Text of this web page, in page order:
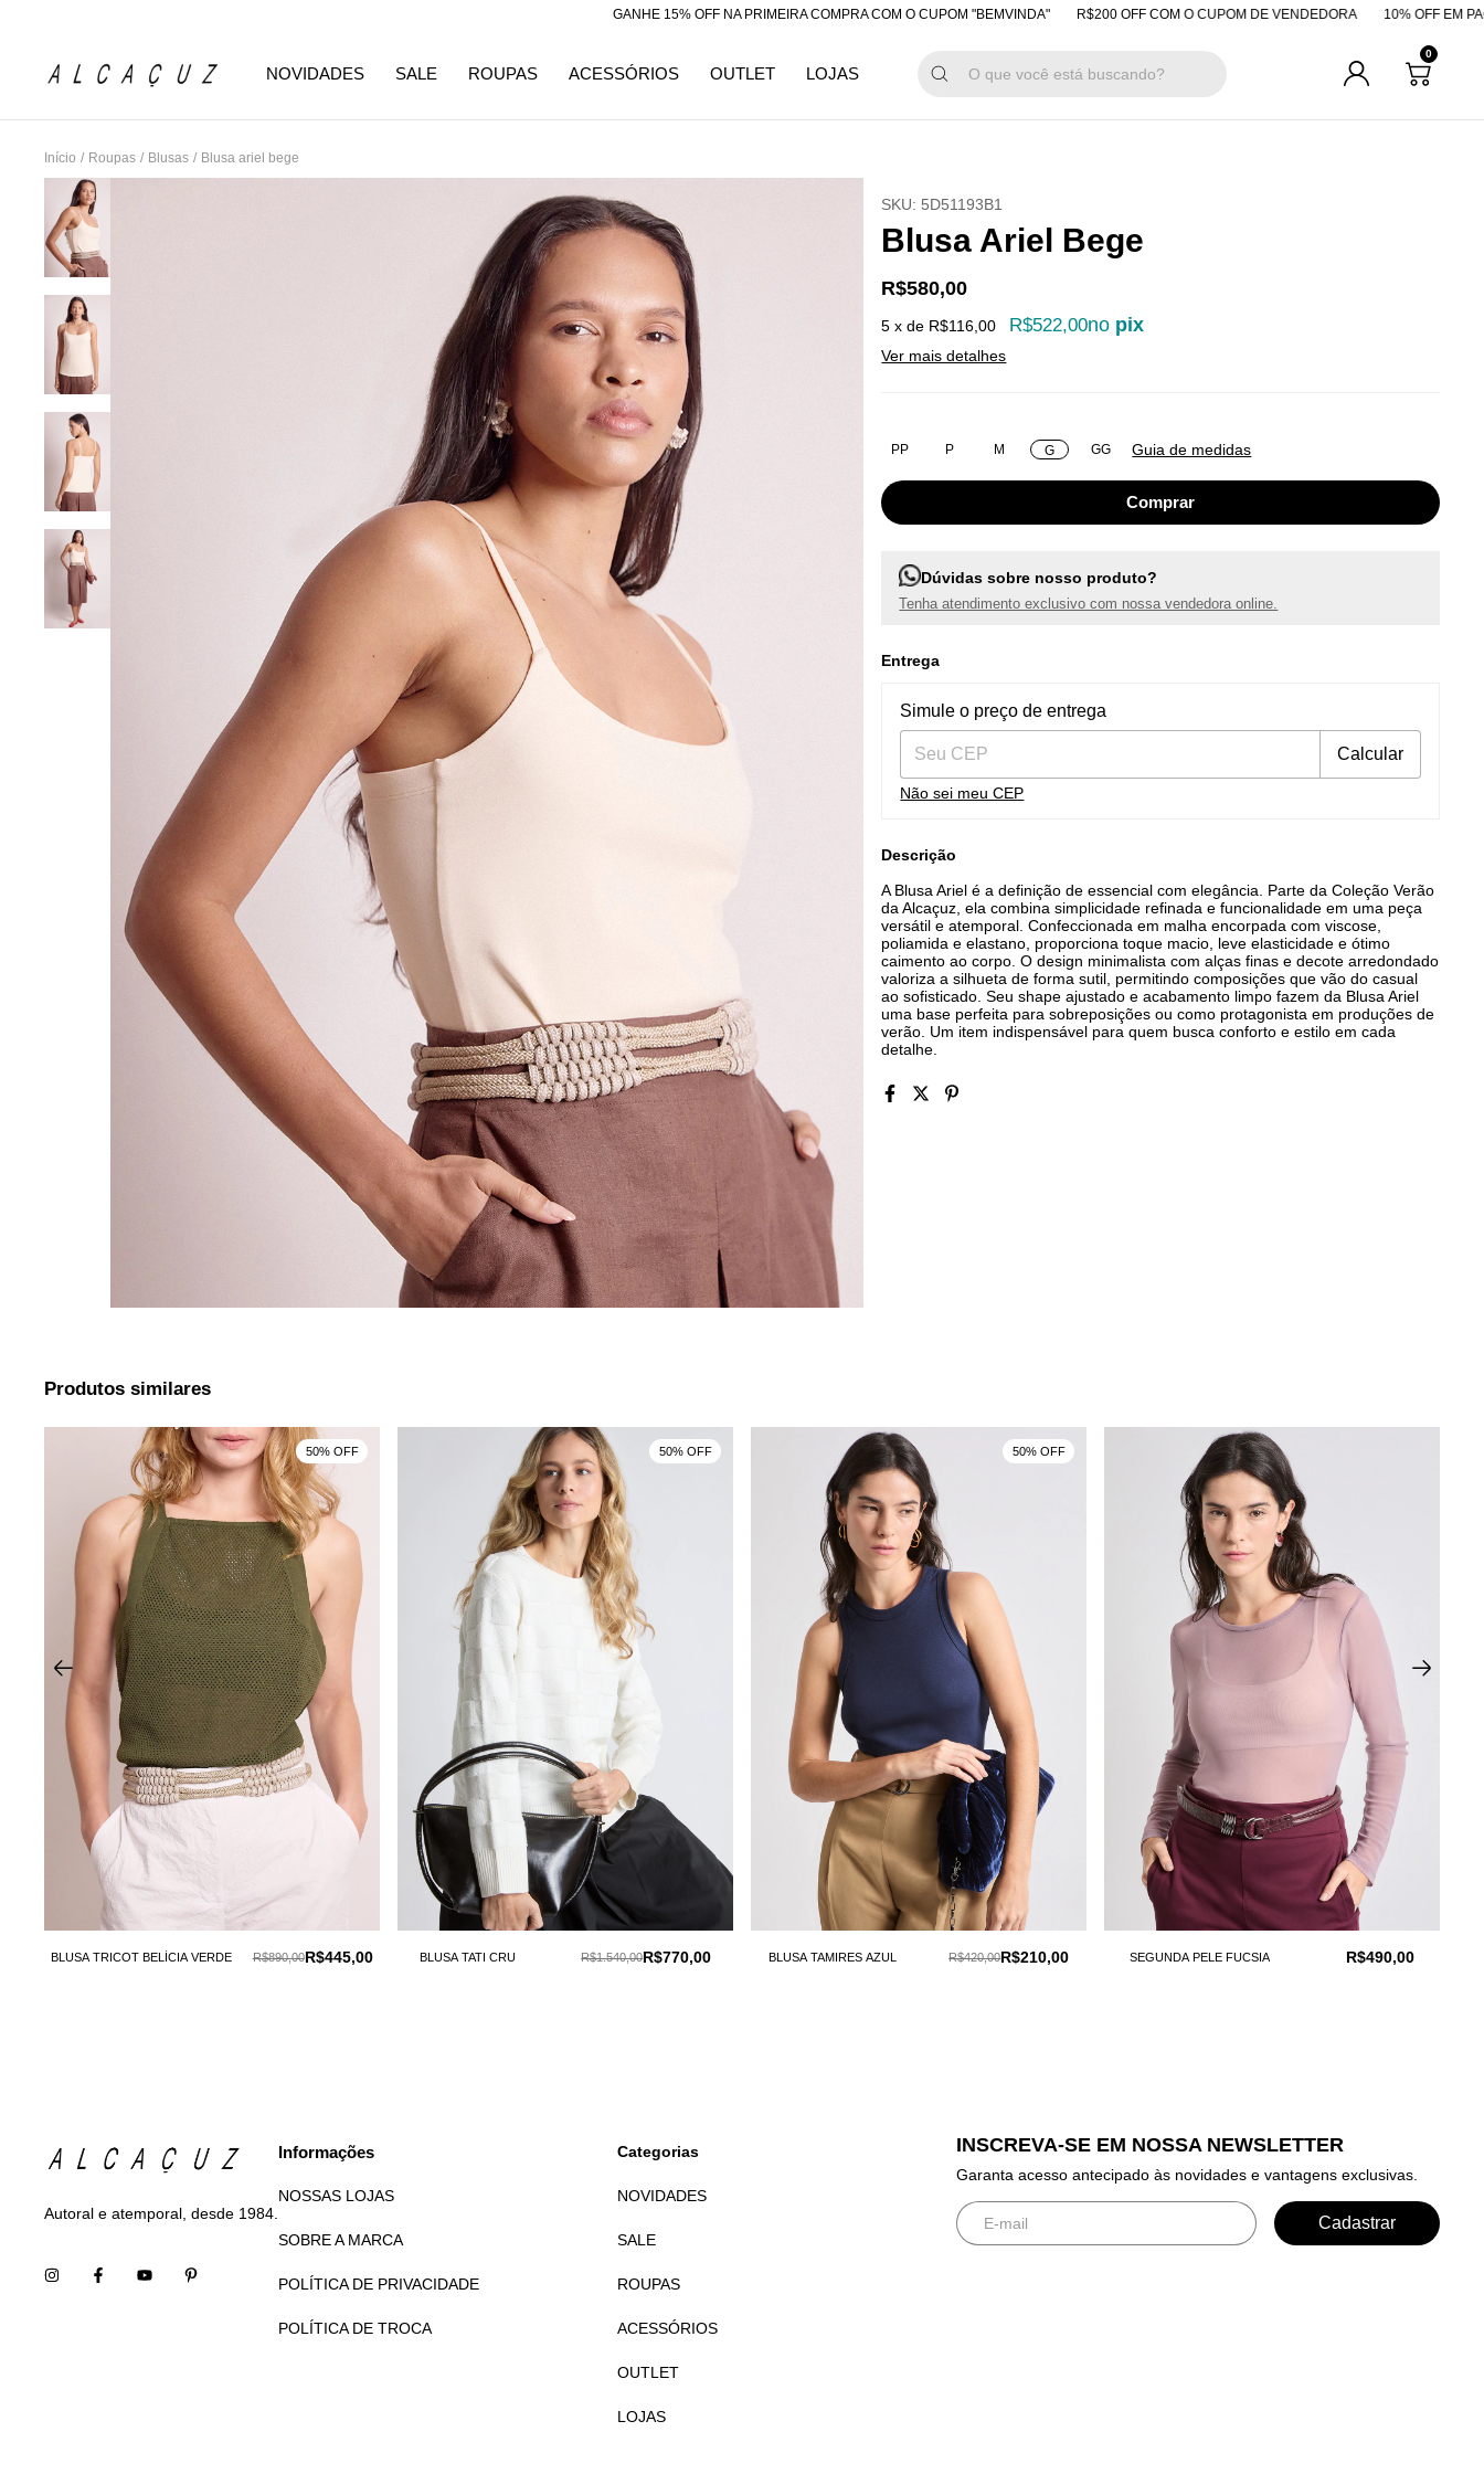
GANHE 15% OFF NA PRIMEIRA COMPRA COM O CUPOM "BEMVINDA" R$200 OFF COM O CUPOM DE VENDEDORA 10% OFF EM
NOVIDADES SALE ROUPAS ACESSÓRIOS OUTLET LOJAS
0
Início / Roupas / Blusas / Blusa ariel bege
SKU: 5D51193B1
Blusa Ariel Bege
R$580,00
5 x de R$116,00 R$522,00no pix
Ver mais detalhes
PP P M G GG Guia de medidas
Dúvidas sobre nosso produto?
Tenha atendimento exclusivo com nossa vendedora online.
Entrega
Entregas para o CEP:
Simule o preço de entrega
Calcular
Não sei meu CEP
Descrição
A Blusa Ariel é a definição de essencial com elegância. Parte da Coleção Verão
da Alcaçuz, ela combina simplicidade refinada e funcionalidade em uma peça
versátil e atemporal. Confeccionada em malha encorpada com viscose,
poliamida e elastano, proporciona toque macio, leve elasticidade e ótimo
caimento ao corpo. O design minimalista com alças finas e decote arredondado
valoriza a silhueta de forma sutil, permitindo composições que vão do casual
ao sofisticado. Seu shape ajustado e acabamento limpo fazem da Blusa Ariel
uma base perfeita para sobreposições ou como protagonista em produções de
verão. Um item indispensável para quem busca conforto e estilo em cada
detalhe.
Produtos similares
BLUSA TRICOT BELÍCIA VERDE R$445,00
R$890,00
50% OFF
BLUSA TATI CRU R$770,00
R$1.540,00
50% OFF
BLUSA TAMIRES AZUL R$210,00
R$420,00
50% OFF
SEGUNDA PELE FUCSIA R$490,00
Autoral e atemporal, desde 1984.
Informações
NOSSAS LOJAS
SOBRE A MARCA
POLÍTICA DE PRIVACIDADE
POLÍTICA DE TROCA
Categorias
NOVIDADES
SALE
ROUPAS
ACESSÓRIOS
OUTLET
LOJAS
INSCREVA-SE EM NOSSA NEWSLETTER
Garanta acesso antecipado às novidades e vantagens exclusivas.